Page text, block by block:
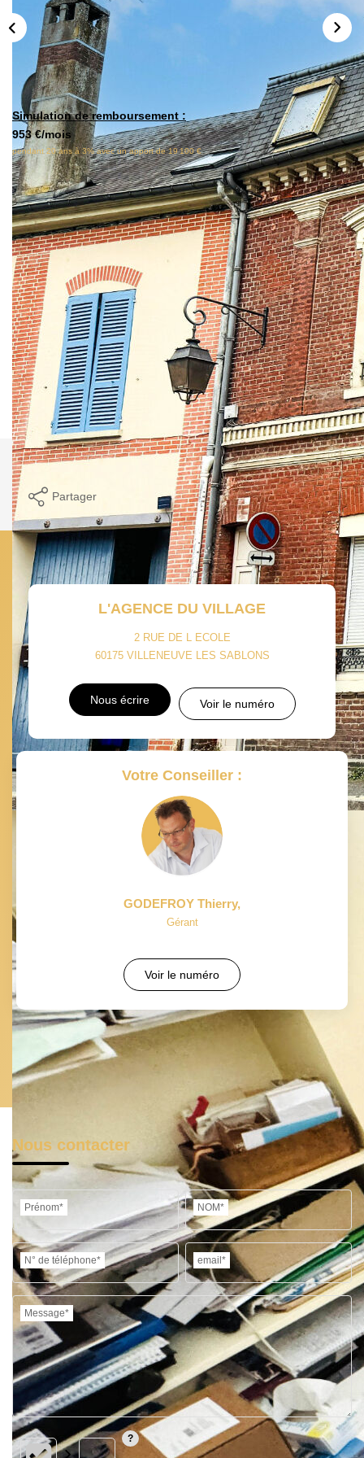
Locaux Commerciaux
Fonds De Commerce
Acheter
VENTES INTERACTIVES
VENDRE
LOUER / GÉRER
NOS CLIENTS
Nos Prestations
Avis Clients
Simulation de remboursement :
953 €/mois
pendant 20 ans à 3% avec un apport de 19 100 €
Description
Réf : 4554
Immeuble de 3 niveaux bien situé dans le centre ville de
Méru avec tout accessible à pieds (commerces, écoles et
gare).
OPPORTUNITE RARE SUR CE SECTEUR !
**Honoraires à la charge du vendeur
Nos honoraires Nous contacter
Imprimer
Partager Calculer mon budget
L'AGENCE DU VILLAGE
2 RUE DE L ECOLE
60175 VILLENEUVE LES SABLONS
Nous écrire Voir le numéro
Votre Conseiller :
GODEFROY Thierry,
Gérant
Voir le numéro
Nous contacter
Prénom* NOM*
N° de téléphone* email*
Message*